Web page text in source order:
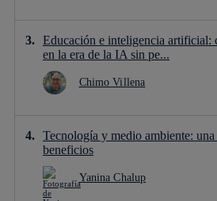
Educación e inteligencia artificial:
en la era de la IA sin pe...
Chimo Villena
Tecnología y medio ambiente:
beneficios
Yanina Chalup